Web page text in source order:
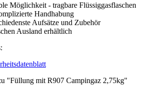
Möglichkeit - tragbare Flüssiggasflaschen
Handhabung
Aufsätze und Zubehör
Ausland erhältlich
"Füllung mit R907 Campingaz 2,75kg"